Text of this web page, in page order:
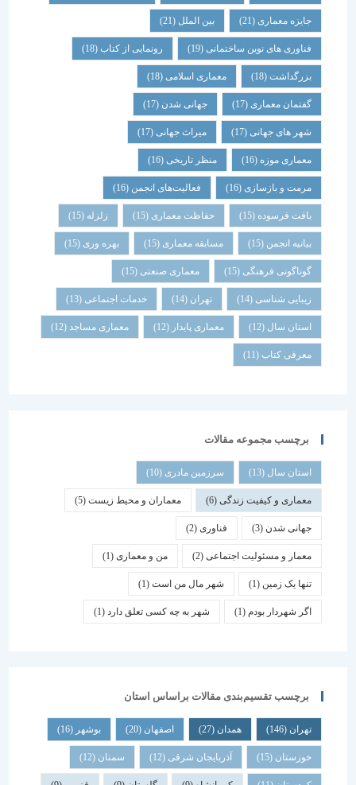
جایزه معماری (21) بین الملل(21)
فناوری های نوین ساختمانی(19) رونمایی از کتاب (18)
بزرگداشت (18) معماری اسلامی(18)
گفتمان معماری (17) جهانی شدن(17)
شهر های جهانی(17) میراث جهانی(17)
معماری موزه(16) منظر تاریخی (16)
مرمت و بازسازی(16) فعالیت‌های انجمن(16)
بافت فرسوده (15) حفاظت معماری (15) زلزله
بیانیه انجمن(15) مسابقه معماری (15) بهره وری(15)
گوناگونی فرهنگی (15) معماری صنعتی(15)
زیبایی شناسی (14) تهران خدمات اجتماعی (13)
استان سال(12) معماری پایدار (12) معماری مساجد(12)
معرفی کتاب(11)
برچسب مجموعه مقالات
استان سال(13) سرزمین مادری(10)
معماری و کیفیت زندگی(6) معماران و محیط زیست(5)
جهانی شدن(3) فناوری (2)
معمار و مسئولیت اجتماعی (2) من و معماری (1)
تنها یک زمین(1) شهر مال من است(1)
اگر شهردار بودم (1) شهر به چه کسی تعلق دارد(1)
برچسب تقسیم‌بندی مقالات براساس استان
همدان اصفهان (20) بوشهر
خوزستان(15) آذربایجان شرقی(12) سمنان (12)